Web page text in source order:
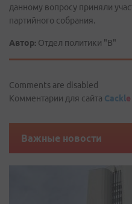
данному вопросу приняли
партийного собрания.
Автор: Отдел политики "В"
Comments are disabled
Комментарии для сайта Cackle
Важные новости